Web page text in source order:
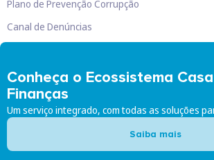
Conheça o Ecossistema
Finanças
Um serviço integrado, com todas as soluções
Saiba mais
Plano de Prevenção Corrupção
Canal de Denúncias
Doutor Finanças, Lda